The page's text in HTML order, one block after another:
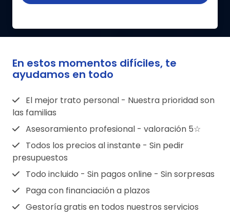
En estos momentos difíciles, te
ayudamos en todo
El mejor trato personal - Nuestra prioridad son
las familias
Asesoramiento profesional - valoración 5☆
Todos los precios al instante - Sin pedir
presupuestos
Todo incluido - Sin pagos online - Sin sorpresas
Paga con financiación a plazos
Gestoría gratis en todos nuestros servicios